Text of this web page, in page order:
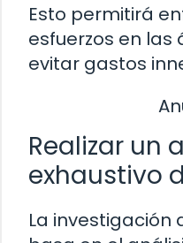
Esto permitirá
esfuerzos en las
evitar gastos
Realizar un
exhaustivo
La investigación